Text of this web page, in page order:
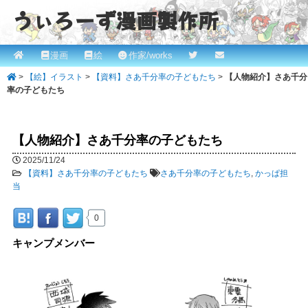
うぃろーず漫画製作所
ROBINとかっぱの漫画スタジオ！ willows.online
メ
イ
ン
メ
イ
コ
ン
ン
漫画 絵 作家/works
> 【絵】イラスト > 【資料】さあ千分率の子どもたち >
【人物紹介】さあ千分
率の子どもたち
【人物紹介】さあ千分率の子どもたち
2025/11/24
【資料】さあ千分率の子どもたち
さあ千分率の子どもたち, かっぱ担
当
0
キャンプメンバー